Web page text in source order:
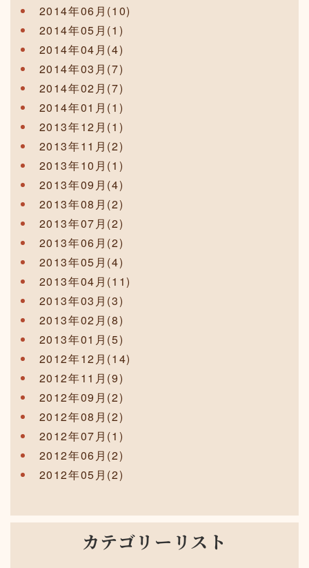
2014年06月(10)
2014年05月(1)
2014年04月(4)
2014年03月(7)
2014年02月(7)
2014年01月(1)
2013年12月(1)
2013年11月(2)
2013年10月(1)
2013年09月(4)
2013年08月(2)
2013年07月(2)
2013年06月(2)
2013年05月(4)
2013年04月(11)
2013年03月(3)
2013年02月(8)
2013年01月(5)
2012年12月(14)
2012年11月(9)
2012年09月(2)
2012年08月(2)
2012年07月(1)
2012年06月(2)
2012年05月(2)
カテゴリーリスト